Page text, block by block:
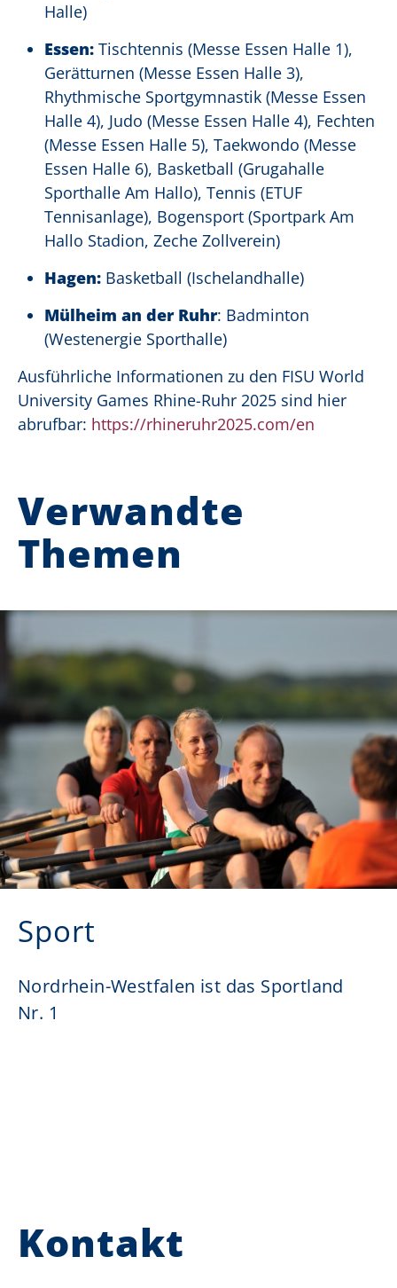
Halle)
Essen: Tischtennis (Messe Essen Halle 1),
Gerätturnen (Messe Essen Halle 3),
Rhythmische Sportgymnastik (Messe Essen
Halle 4), Judo (Messe Essen Halle 4), Fechten
(Messe Essen Halle 5), Taekwondo (Messe
Essen Halle 6), Basketball (Grugahalle
Sporthalle Am Hallo), Tennis (ETUF
Tennisanlage), Bogensport (Sportpark Am
Hallo Stadion, Zeche Zollverein)
Hagen: Basketball (Ischelandhalle)
Mülheim an der Ruhr: Badminton
(Westenergie Sporthalle)
Ausführliche Informationen zu den FISU World
University Games Rhine-Ruhr 2025 sind hier
abrufbar: https://rhineruhr2025.com/en
Verwandte
Themen
Sport
Nordrhein-Westfalen ist das Sportland
Nr. 1
Kontakt